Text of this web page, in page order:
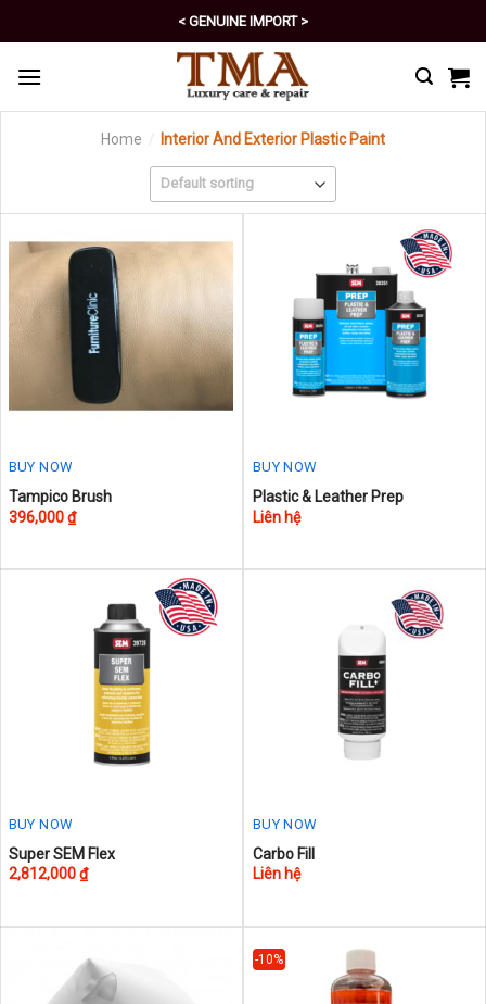
to
content
< GENUINE IMPORT >
< EXCELLENT POLICY >
Home / Interior And Exterior Plastic Paint
BUY NOW
Tampico Brush
396,000₫
BUY NOW
Plastic & Leather Prep
Liên hệ
BUY NOW
Super SEM Flex
2,812,000₫
BUY NOW
Carbo Fill
Liên hệ
-10%